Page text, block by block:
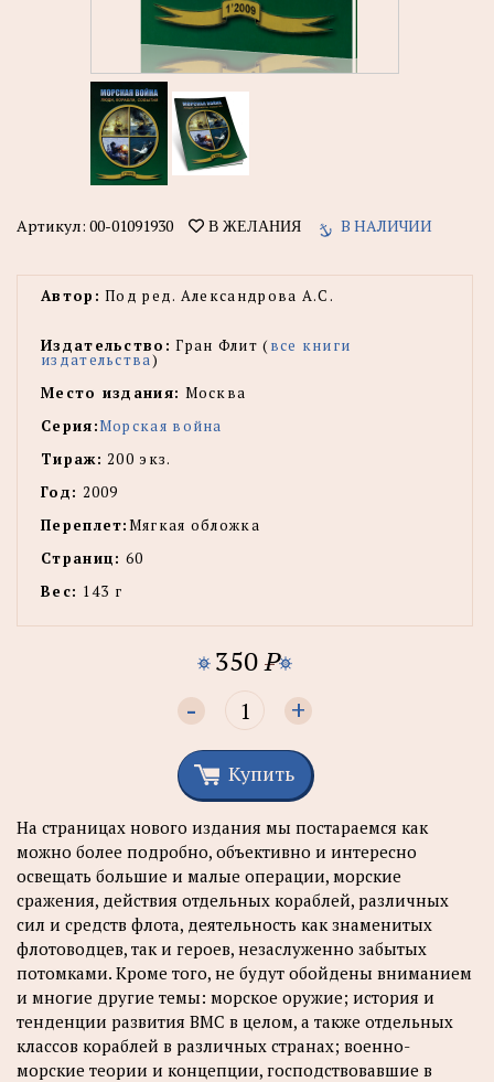
Артикул: 00-01091930 В ЖЕЛАНИЯ В НАЛИЧИИ
Автор: Под ред. Александрова А.С.
Издательство: Гран Флит (все книги
издательства)
Место издания: Москва
Серия:Морская война
Тираж: 200 экз.
Год: 2009
Переплет:Мягкая обложка
Страниц: 60
Вес: 143 г
350P
- +
Купить
На страницах нового издания мы постараемся как
можно более подробно, объективно и интересно
освещать большие и малые операции, морские
сражения, действия отдельных кораблей, различных
сил и средств флота, деятельность как знаменитых
флотоводцев, так и героев, незаслуженно забытых
потомками. Кроме того, не будут обойдены вниманием
и многие другие темы: морское оружие; история и
тенденции развития ВМС в целом, а также отдельных
классов кораблей в различных странах; военно-
морские теории и концепции, господствовавшие в